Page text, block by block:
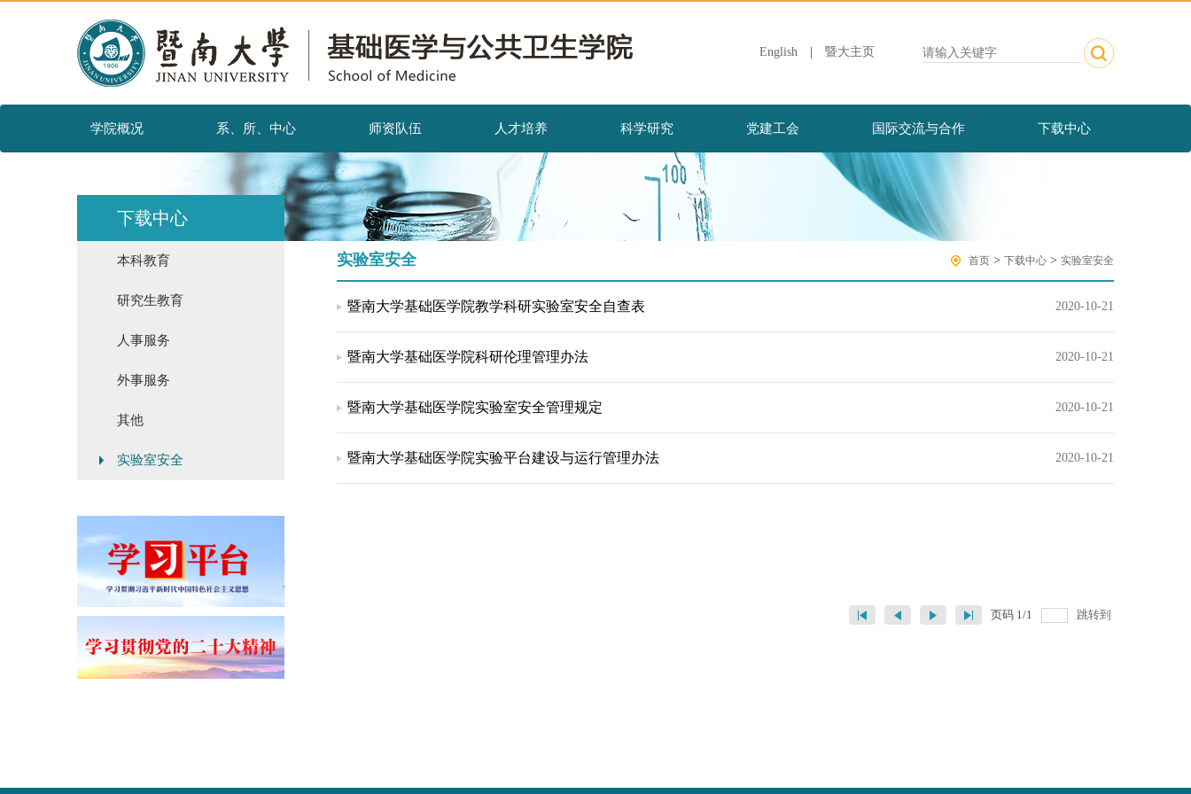
English 暨大主页
学院概况 系、所、中心 师资队伍 人才培养 科学研究 党建工会 国际交流与合作 下载中心
下载中心
本科教育
研究生教育
人事服务
外事服务
其他
实验室安全
实验室安全 首页 > 下载中心 > 实验室安全
暨南大学基础医学院教学科研实验室安全自查表 2020-10-21
暨南大学基础医学院科研伦理管理办法 2020-10-21
暨南大学基础医学院实验室安全管理规定 2020-10-21
暨南大学基础医学院实验平台建设与运行管理办法 2020-10-21
页码 1/1 跳转到